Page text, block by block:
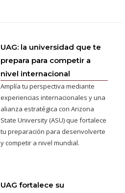
UAG: la universidad que te
prepara para competir a
nivel internacional
Amplía tu perspectiva mediante
experiencias internacionales y una
alianza estratégica con Arizona
State University (ASU) que fortalece
tu preparación para desenvolverte
y competir a nivel mundial.
UAG fortalece su